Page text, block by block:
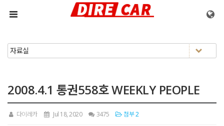
메뉴 건너뛰기
2008.4.1 통권558호 WEEKLY PEOPLE
다이레카 Jul 18, 2020 3475 첨부 2